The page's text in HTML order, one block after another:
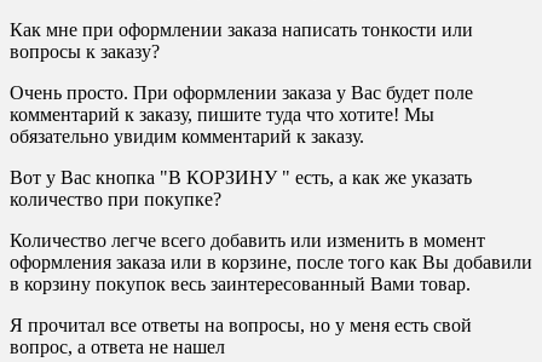
Как мне при оформлении заказа написать тонкости или
вопросы к заказу?
Очень просто. При оформлении заказа у Вас будет поле
комментарий к заказу, пишите туда что хотите! Мы
обязательно увидим комментарий к заказу.
Вот у Вас кнопка "В КОРЗИНУ " есть, а как же указать
количество при покупке?
Количество легче всего добавить или изменить в момент
оформления заказа или в корзине, после того как Вы добавили
в корзину покупок весь заинтересованный Вами товар.
Я прочитал все ответы на вопросы, но у меня есть свой
вопрос, а ответа не нашел